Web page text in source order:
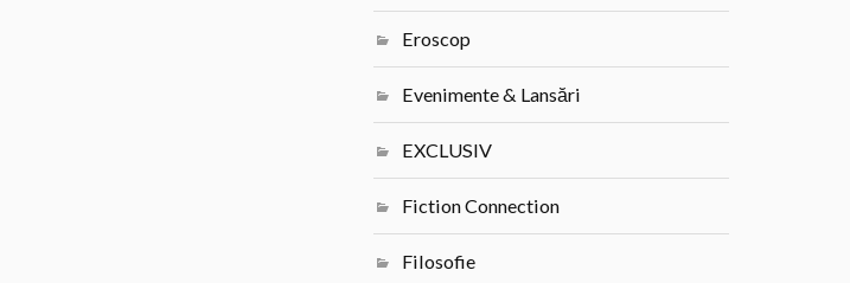
Eroscop
Evenimente & Lansări
EXCLUSIV
Fiction Connection
Filosofie